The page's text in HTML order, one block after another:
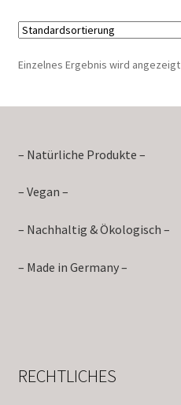
Einzelnes Ergebnis wird angezeigt
– Natürliche Produkte –
– Vegan –
– Nachhaltig & Ökologisch –
– Made in Germany –
RECHTLICHES